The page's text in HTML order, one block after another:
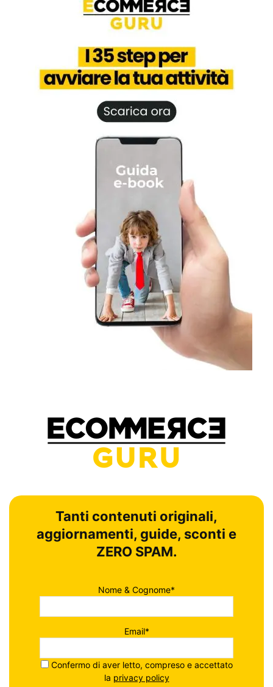
Tanti contenuti originali,
aggiornamenti, guide, sconti e
ZERO SPAM.
Nome & Cognome*
Email*
Confermo di aver letto, compreso e accettato
la privacy policy